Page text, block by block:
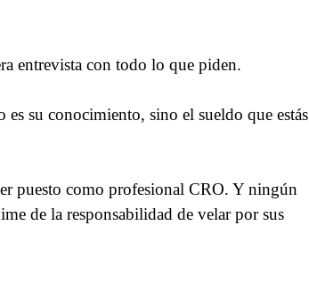
entrevista con todo lo que piden.
su conocimiento, sino el sueldo que estás
puesto como profesional CRO. Y ningún
de la responsabilidad de velar por sus